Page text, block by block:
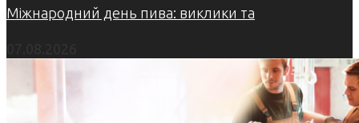
Міжнародний день пива: виклики та